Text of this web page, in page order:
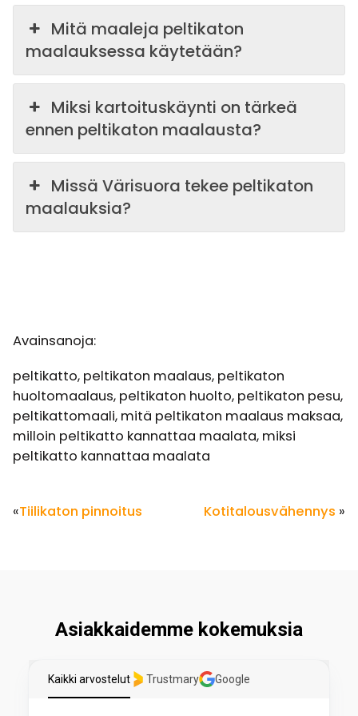
Mitä maaleja peltikaton
maalauksessa käytetään?
Miksi kartoituskäynti on tärkeä
ennen peltikaton maalausta?
Missä Värisuora tekee peltikaton
maalauksia?
Avainsanoja:
peltikatto, peltikaton maalaus, peltikaton
huoltomaalaus, peltikaton huolto, peltikaton pesu,
peltikattomaali, mitä peltikaton maalaus maksaa,
milloin peltikatto kannattaa maalata, miksi
peltikatto kannattaa maalata
Kotitalousvähennys
Tiilikaton pinnoitus
Asiakkaidemme kokemuksia
Kaikki arvostelut Trustmary Google